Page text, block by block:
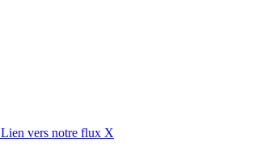
Lien vers notre flux X